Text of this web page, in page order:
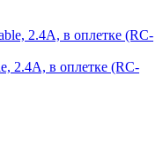
2.4A, в оплетке (RC-